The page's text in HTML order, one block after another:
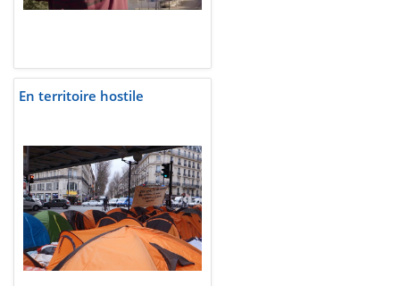
En territoire hostile